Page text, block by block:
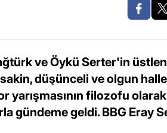
ve Öykü Serter'in
düşünceli ve olgun
filozofu olarak
gündeme geldi. BBG Eray